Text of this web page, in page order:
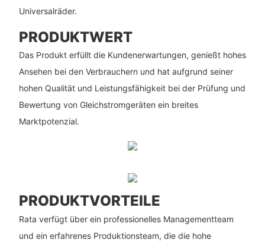
Universalräder.
PRODUKTWERT
Das Produkt erfüllt die Kundenerwartungen, genießt hohes
Ansehen bei den Verbrauchern und hat aufgrund seiner
hohen Qualität und Leistungsfähigkeit bei der Prüfung und
Bewertung von Gleichstromgeräten ein breites
Marktpotenzial.
PRODUKTVORTEILE
Rata verfügt über ein professionelles Managementteam
und ein erfahrenes Produktionsteam, die die hohe